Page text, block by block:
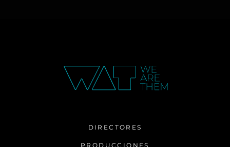
DIRECTORES
PRODUCCIONES